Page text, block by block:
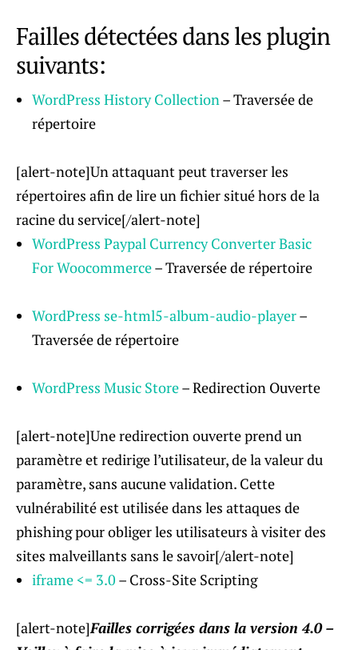
Failles détectées dans les plugin
suivants:
WordPress History Collection– Traversée de
répertoire
[alert-note]Un attaquant peut traverser les
répertoires afin de lire un fichier situé hors de la
racine du service[/alert-note]
WordPress Paypal Currency Converter Basic
For Woocommerce– Traversée de répertoire
WordPress se-html5-album-audio-player–
Traversée de répertoire
WordPress Music Store– Redirection Ouverte
[alert-note]Une redirection ouverte prend un
paramètre et redirige l’utilisateur, de la valeur du
paramètre, sans aucune validation. Cette
vulnérabilité est utilisée dans les attaques de
phishing pour obliger les utilisateurs à visiter des
sites malveillants sans le savoir[/alert-note]
iframe <= 3.0 – Cross-Site Scripting
[alert-note]Failles corrigées dans la version 4.0 –